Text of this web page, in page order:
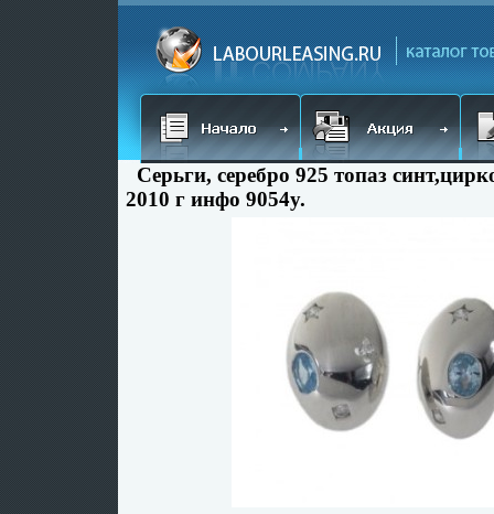
Серьги, серебро 925 топаз
2010 г инфо 9054y.